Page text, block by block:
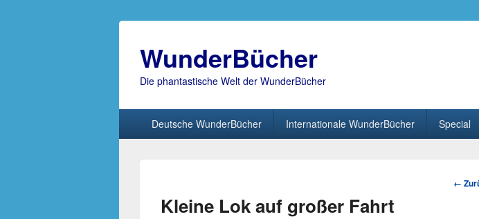
WunderBücher
Die phantastische Welt der WunderBücher
Deutsche WunderBücher Internationale WunderBücher Special
Bild-
←
Kleine Lok auf großer Fahrt